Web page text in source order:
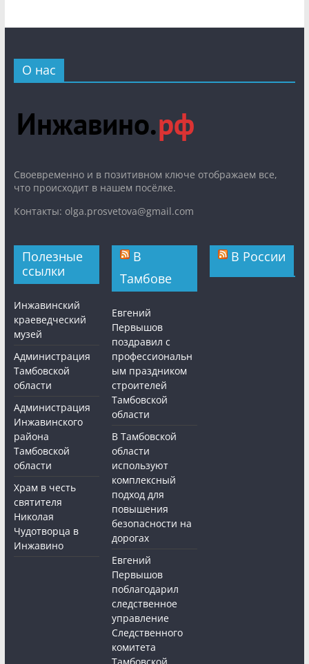
О нас
Cвоевременно и в позитивном ключе отображаем все,
что происходит в нашем посёлке.
Контакты: olga.prosvetova@gmail.com
Полезные
ссылки
Инжавинский
краеведческий
музей
Администрация
Тамбовской
области
Администрация
Инжавинского
района
Тамбовской
области
Храм в честь
святителя
Николая
Чудотворца в
Инжавино
В
Тамбове
Евгений
Первышов
поздравил с
профессиональн
ым праздником
строителей
Тамбовской
области
В Тамбовской
области
используют
комплексный
подход для
повышения
безопасности на
дорогах
Евгений
Первышов
поблагодарил
следственное
управление
Следственного
комитета
В России